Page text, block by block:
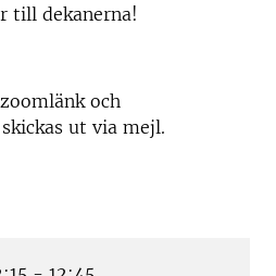
till dekanerna!
och
ut via mejl.